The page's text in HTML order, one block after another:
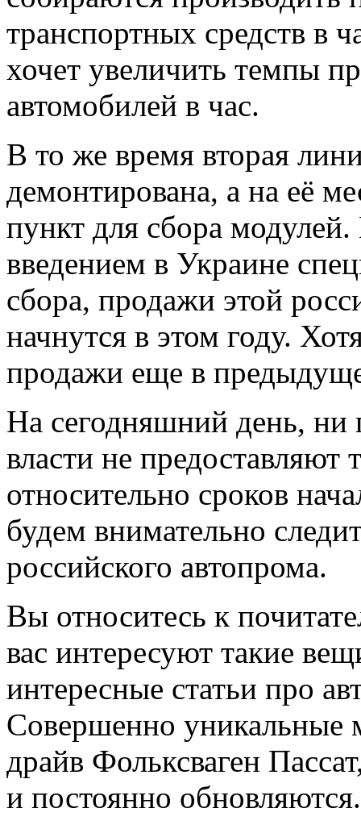
транспортных средств в
хочет увеличить темпы
автомобилей в час.
В то же время вторая
демонтирована, а на её
пункт для сбора
введением в Украине
сбора, продажи этой
начнутся в этом году.
продажи еще в
На сегодняшний день, ни
власти не
относительно сроков
будем внимательно
российского автопрома.
Вы относитесь к
вас интересуют такие
интересные статьи про
Совершенно уникальные
драйв Фольксваген Пассат
и постоянно обновляются.